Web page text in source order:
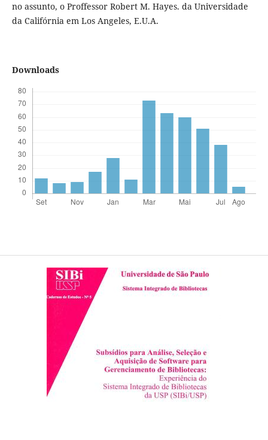
no assunto, o Proffessor Robert M. Hayes. da Universidade
da Califórnia em Los Angeles, E.U.A.
Downloads